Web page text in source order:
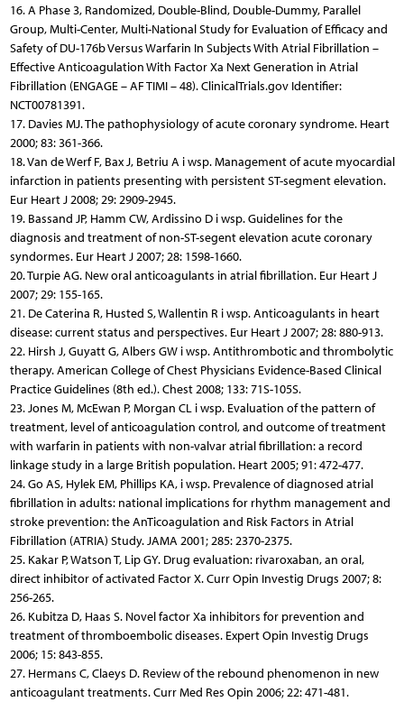
16. A Phase 3, Randomized, Double-Blind, Double-Dummy, Parallel
Group, Multi-Center, Multi-National Study for Evaluation of Efficacy and
Safety of DU-176b Versus Warfarin In Subjects With Atrial Fibrillation –
Effective Anticoagulation With Factor Xa Next Generation in Atrial
Fibrillation (ENGAGE – AF TIMI – 48). ClinicalTrials.gov Identifier:
NCT00781391.
17. Davies MJ. The pathophysiology of acute coronary syndrome. Heart
2000; 83: 361-366.
18. Van de Werf F, Bax J, Betriu A i wsp. Management of acute myocardial
infarction in patients presenting with persistent ST-segment elevation.
Eur Heart J 2008; 29: 2909-2945.
19. Bassand JP, Hamm CW, Ardissino D i wsp. Guidelines for the
diagnosis and treatment of non-ST-segent elevation acute coronary
syndormes. Eur Heart J 2007; 28: 1598-1660.
20. Turpie AG. New oral anticoagulants in atrial fibrillation. Eur Heart J
2007; 29: 155-165.
21. De Caterina R, Husted S, Wallentin R i wsp. Anticoagulants in heart
disease: current status and perspectives. Eur Heart J 2007; 28: 880-913.
22. Hirsh J, Guyatt G, Albers GW i wsp. Antithrombotic and thrombolytic
therapy. American College of Chest Physicians Evidence-Based Clinical
Practice Guidelines (8th ed.). Chest 2008; 133: 71S-105S.
23. Jones M, McEwan P, Morgan CL i wsp. Evaluation of the pattern of
treatment, level of anticoagulation control, and outcome of treatment
with warfarin in patients with non-valvar atrial fibrillation: a record
linkage study in a large British population. Heart 2005; 91: 472-477.
24. Go AS, Hylek EM, Phillips KA, i wsp. Prevalence of diagnosed atrial
fibrillation in adults: national implications for rhythm management and
stroke prevention: the AnTicoagulation and Risk Factors in Atrial
Fibrillation (ATRIA) Study. JAMA 2001; 285: 2370-2375.
25. Kakar P, Watson T, Lip GY. Drug evaluation: rivaroxaban, an oral,
direct inhibitor of activated Factor X. Curr Opin Investig Drugs 2007; 8:
256-265.
26. Kubitza D, Haas S. Novel factor Xa inhibitors for prevention and
treatment of thromboembolic diseases. Expert Opin Investig Drugs
2006; 15: 843-855.
27. Hermans C, Claeys D. Review of the rebound phenomenon in new
anticoagulant treatments. Curr Med Res Opin 2006; 22: 471-481.